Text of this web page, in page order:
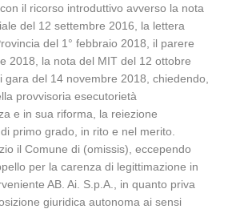
il ricorso introduttivo avverso la nota
del 12 settembre 2016, la lettera
del 1° febbraio 2018, il parere
2018, la nota del MIT del 12 ottobre
gara del 14 novembre 2018, chiedendo,
provvisoria esecutorietà
e in sua riforma, la reiezione
primo grado, in rito e nel merito.
il Comune di (omissis), eccependo
per la carenza di legittimazione in
AB. Ai. S.p.A., in quanto priva
giuridica autonoma ai sensi